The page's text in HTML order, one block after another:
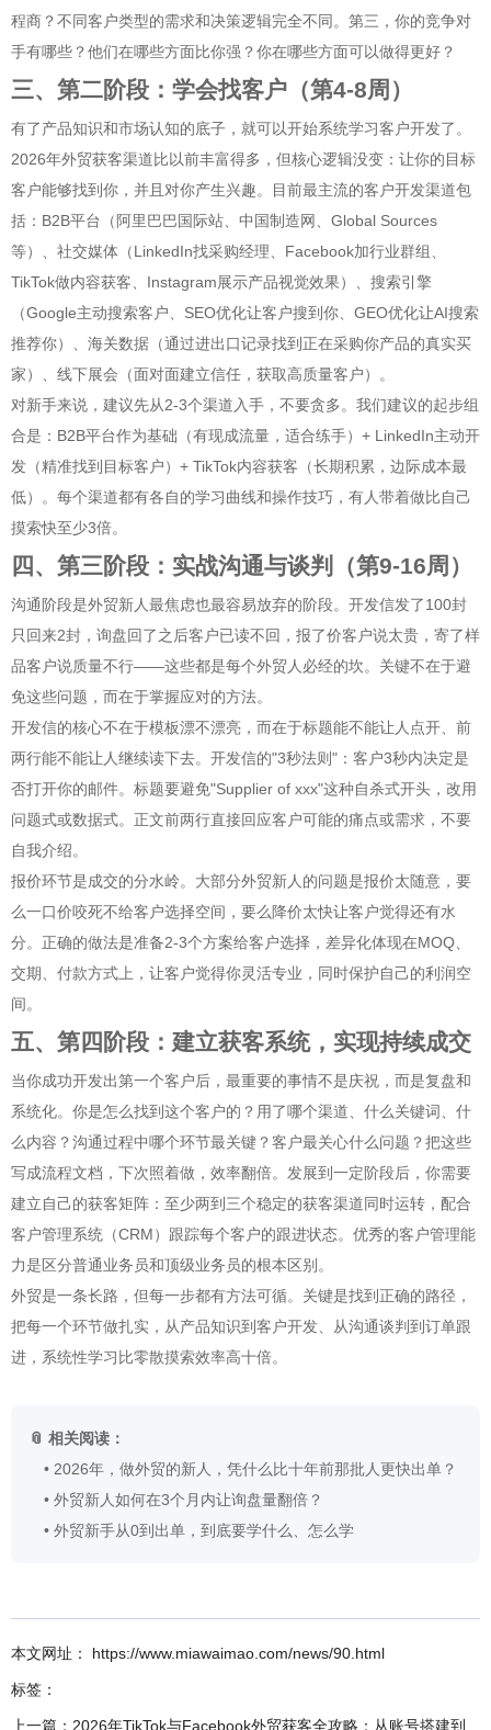
程商？不同客户类型的需求和决策逻辑完全不同。第三，你的竞争对
手有哪些？他们在哪些方面比你强？你在哪些方面可以做得更好？
三、第二阶段：学会找客户（第4-8周）
有了产品知识和市场认知的底子，就可以开始系统学习客户开发了。
2026年外贸获客渠道比以前丰富得多，但核心逻辑没变：让你的目标
客户能够找到你，并且对你产生兴趣。目前最主流的客户开发渠道包
括：B2B平台（阿里巴巴国际站、中国制造网、Global Sources
等）、社交媒体（LinkedIn找采购经理、Facebook加行业群组、
TikTok做内容获客、Instagram展示产品视觉效果）、搜索引擎
（Google主动搜索客户、SEO优化让客户搜到你、GEO优化让AI搜索
推荐你）、海关数据（通过进出口记录找到正在采购你产品的真实买
家）、线下展会（面对面建立信任，获取高质量客户）。
对新手来说，建议先从2-3个渠道入手，不要贪多。我们建议的起步组
合是：B2B平台作为基础（有现成流量，适合练手）+ LinkedIn主动开
发（精准找到目标客户）+ TikTok内容获客（长期积累，边际成本最
低）。每个渠道都有各自的学习曲线和操作技巧，有人带着做比自己
摸索快至少3倍。
四、第三阶段：实战沟通与谈判（第9-16周）
沟通阶段是外贸新人最焦虑也最容易放弃的阶段。开发信发了100封
只回来2封，询盘回了之后客户已读不回，报了价客户说太贵，寄了样
品客户说质量不行——这些都是每个外贸人必经的坎。关键不在于避
免这些问题，而在于掌握应对的方法。
开发信的核心不在于模板漂不漂亮，而在于标题能不能让人点开、前
两行能不能让人继续读下去。开发信的"3秒法则"：客户3秒内决定是
否打开你的邮件。标题要避免"Supplier of xxx"这种自杀式开头，改用
问题式或数据式。正文前两行直接回应客户可能的痛点或需求，不要
自我介绍。
报价环节是成交的分水岭。大部分外贸新人的问题是报价太随意，要
么一口价咬死不给客户选择空间，要么降价太快让客户觉得还有水
分。正确的做法是准备2-3个方案给客户选择，差异化体现在MOQ、
交期、付款方式上，让客户觉得你灵活专业，同时保护自己的利润空
间。
五、第四阶段：建立获客系统，实现持续成交
当你成功开发出第一个客户后，最重要的事情不是庆祝，而是复盘和
系统化。你是怎么找到这个客户的？用了哪个渠道、什么关键词、什
么内容？沟通过程中哪个环节最关键？客户最关心什么问题？把这些
写成流程文档，下次照着做，效率翻倍。发展到一定阶段后，你需要
建立自己的获客矩阵：至少两到三个稳定的获客渠道同时运转，配合
客户管理系统（CRM）跟踪每个客户的跟进状态。优秀的客户管理能
力是区分普通业务员和顶级业务员的根本区别。
外贸是一条长路，但每一步都有方法可循。关键是找到正确的路径，
把每一个环节做扎实，从产品知识到客户开发、从沟通谈判到订单跟
进，系统性学习比零散摸索效率高十倍。
📎 相关阅读：
• 2026年，做外贸的新人，凭什么比十年前那批人更快出单？
• 外贸新人如何在3个月内让询盘量翻倍？
• 外贸新手从0到出单，到底要学什么、怎么学
本文网址： https://www.miawaimao.com/news/90.html
标签：
上一篇： 2026年TikTok与Facebook外贸获客全攻略：从账号搭建到